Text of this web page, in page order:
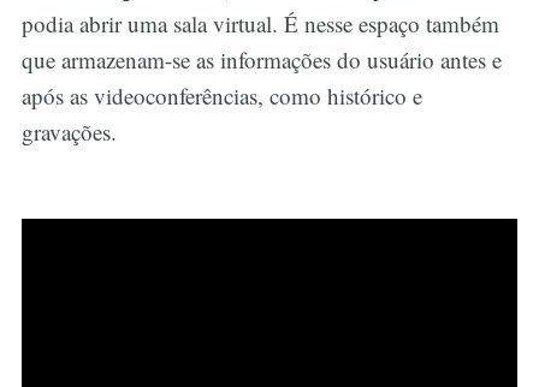
podia abrir uma sala virtual. É nesse espaço também
que armazenam-se as informações do usuário antes e
após as videoconferências, como histórico e
gravações.